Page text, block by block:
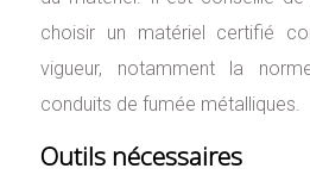
choisir un matériel certifié
vigueur, notamment la
conduits de fumée métalliques.
Outils nécessaires